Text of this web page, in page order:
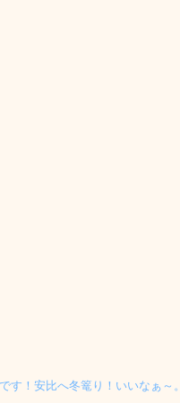
す！安比へ冬篭り！いいなぁ～